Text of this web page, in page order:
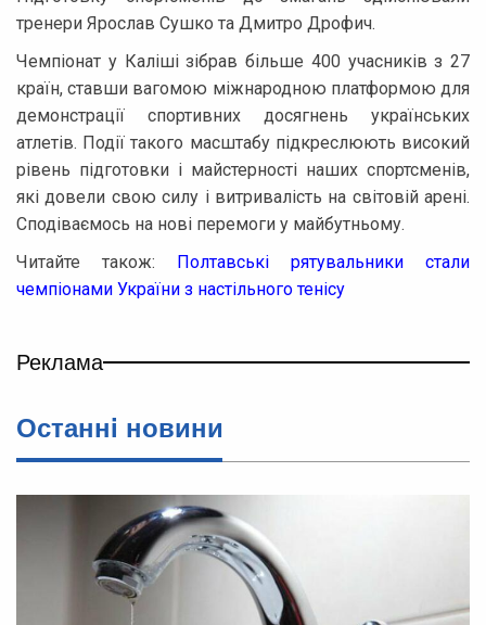
тренери Ярослав Сушко та Дмитро Дрофич.
Чемпіонат у Каліші зібрав більше 400 учасників з 27
країн, ставши вагомою міжнародною платформою для
демонстрації спортивних досягнень українських
атлетів. Події такого масштабу підкреслюють високий
рівень підготовки і майстерності наших спортсменів,
які довели свою силу і витривалість на світовій арені.
Сподіваємось на нові перемоги у майбутньому.
Читайте також:
Полтавські рятувальники стали
чемпіонами України з настільного тенісу
Реклама
Останнi новини